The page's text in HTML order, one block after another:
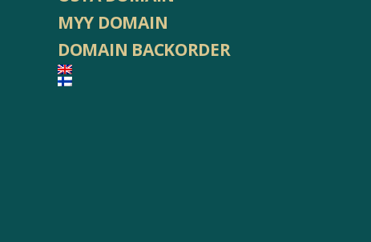
MYY DOMAIN
DOMAIN BACKORDER